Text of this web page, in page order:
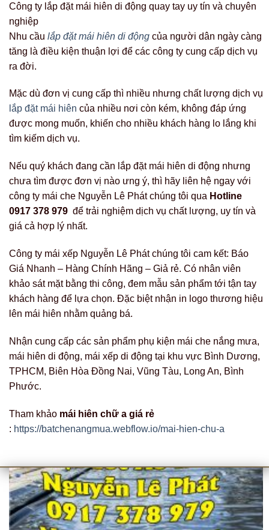
Công ty lắp đặt mái hiên di động quay tay uy tín và chuyên
nghiệp
Nhu cầu lắp đặt mái hiên di động của người dân ngày càng
tăng là điều kiện thuận lợi để các công ty cung cấp dịch vụ
ra đời.
Mặc dù đơn vị cung cấp thì nhiều nhưng chất lượng dịch vụ
lắp đặt mái hiên của nhiều nơi còn kém, không đáp ứng
được mong muốn, khiến cho nhiều khách hàng lo lắng khi
tìm kiếm dịch vụ.
Nếu quý khách đang cần lắp đặt mái hiên di động nhưng
chưa tìm được đơn vị nào ưng ý, thì hãy liên hệ ngay với
công ty mái che Nguyễn Lê Phát chúng tôi qua Hotline
0917 378 979 để trải nghiệm dịch vụ chất lượng, uy tín và
giá cả hợp lý nhất.
Công ty mái xếp Nguyễn Lê Phát chúng tôi cam kết: Báo
Giá Nhanh – Hàng Chính Hãng – Giả rẻ. Có nhân viên
khảo sát mặt bằng thi công, đem mẫu sản phẩm tới tận tay
khách hàng để lựa chọn. Đặc biệt nhận in logo thương hiệu
lên mái hiên nhằm quảng bá.
Nhận cung cấp các sản phẩm phụ kiện mái che nắng mưa,
mái hiên di động, mái xếp di động tại khu vực Bình Dương,
TPHCM, Biên Hòa Đồng Nai, Vũng Tàu, Long An, Bình
Phước.
Tham khảo mái hiên chữ a giá rẻ
: https://batchenangmua.webflow.io/mai-hien-chu-a